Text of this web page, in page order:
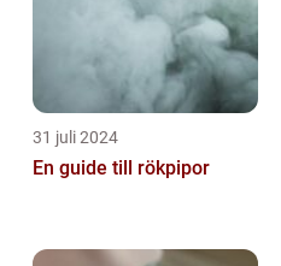
31 juli 2024
En guide till rökpipor